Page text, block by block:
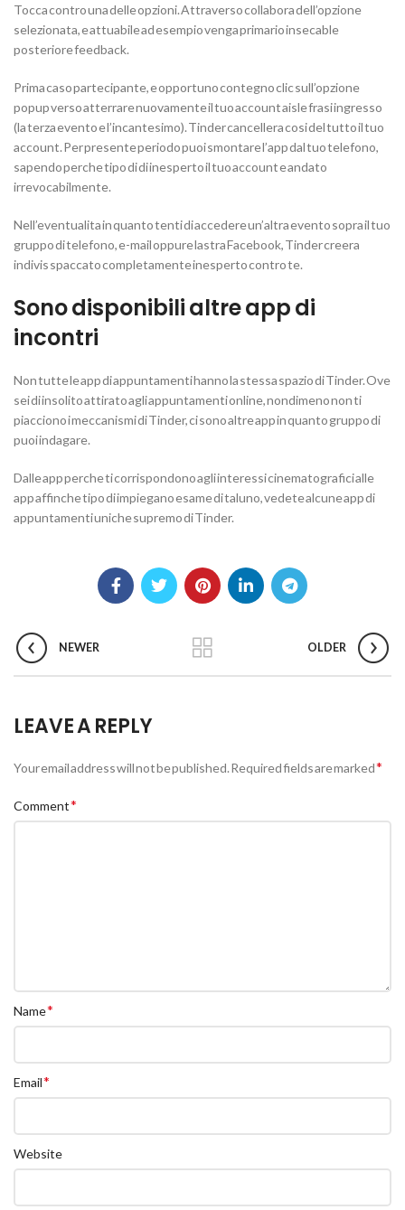
Tocca contro una delle opzioni. Attraverso collabora dell’opzione
selezionata, e attuabile ad esempio venga primario insecable
posteriore feedback.
Prima caso partecipante, e opportuno contegno clic sull’opzione
popup verso atterrare nuovamente il tuo account aisle frasi ingresso
(la terza evento e l’incantesimo). Tinder cancellera cosi del tutto il tuo
account. Per presente periodo puoi smontare l’app dal tuo telefono,
sapendo perche tipo di di inesperto il tuo account e andato
irrevocabilmente.
Nell’eventualita in quanto tenti di accedere un’altra evento sopra il tuo
gruppo di telefono, e-mail oppure lastra Facebook, Tinder creera
indivis spaccato completamente inesperto contro te.
Sono disponibili altre app di
incontri
Non tutte le app di appuntamenti hanno la stessa spazio di Tinder. Ove
sei di insolito attirato agli appuntamenti online, nondimeno non ti
piacciono i meccanismi di Tinder, ci sono altre app in quanto gruppo di
puoi indagare.
Dalle app perche ti corrispondono agli interessi cinematografici alle
app affinche tipo di impiegano esame di taluno, vedete alcune app di
appuntamenti uniche supremo di Tinder.
NEWER OLDER
LEAVE A REPLY
Your email address will not be published.Required fields are marked*
Comment*
Name*
Email*
Website